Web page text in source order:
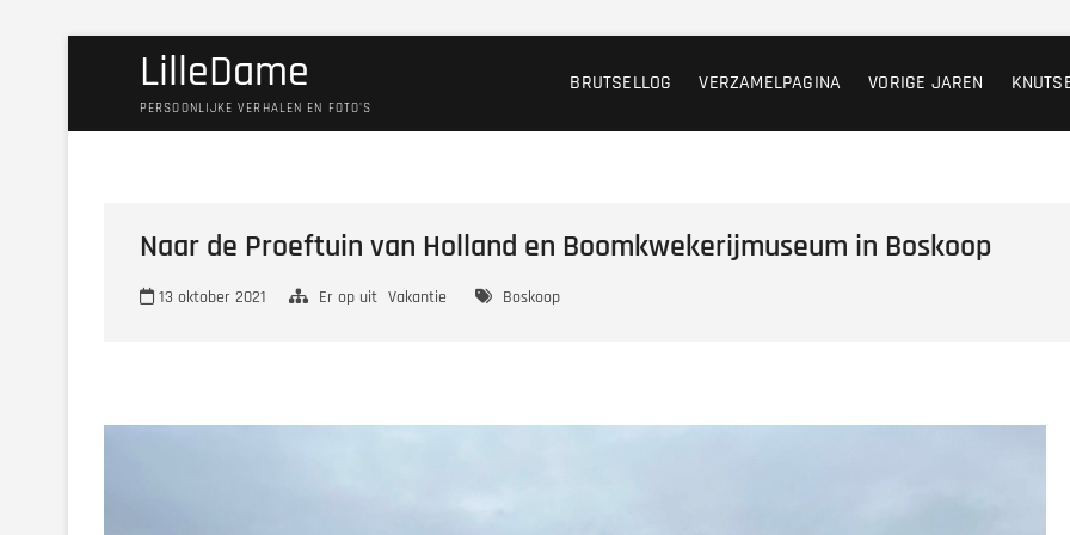
inhoud
LilleDame
PERSOONLIJKE VERHALEN EN FOTO'S
BRUTSELLOG VERZAMELPAGINA VORIGE JAREN
Naar de Proeftuin van Holland en Boomkwekerijmuseum in Boskoop
13 oktober 2021 Er op uit Vakantie Boskoop